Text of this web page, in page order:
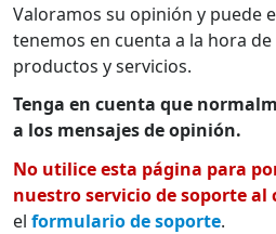
Valoramos su opinión y puede
tenemos en cuenta a la hora
productos y servicios.
Tenga en cuenta que
a los mensajes de opinión.
No utilice esta página para
nuestro servicio de soporte al
el formulario de soporte.